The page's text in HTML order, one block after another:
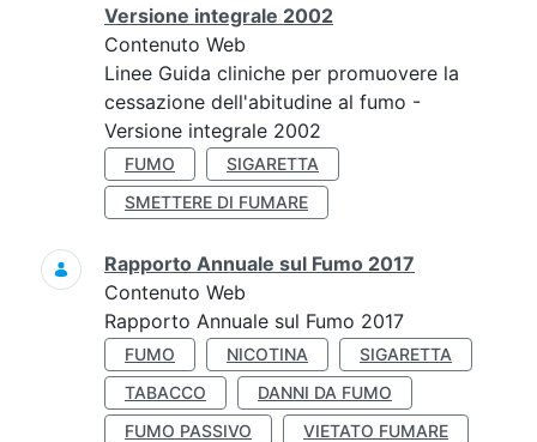
Versione integrale 2002
Contenuto Web
Linee Guida cliniche per promuovere la
cessazione dell'abitudine al fumo -
Versione integrale 2002
FUMO
SIGARETTA
SMETTERE DI FUMARE
Rapporto Annuale sul Fumo 2017
Contenuto Web
Rapporto Annuale sul Fumo 2017
FUMO NICOTINA
SIGARETTA
TABACCO
DANNI DA FUMO
FUMO PASSIVO
VIETATO FUMARE